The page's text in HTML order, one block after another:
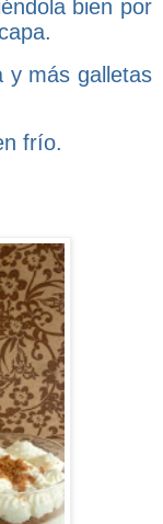
bien por
y más galletas
frío.